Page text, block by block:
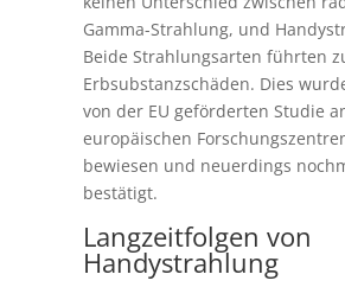
Gamma-Strahlung, und
Beide Strahlungsarten führten
Erbsubstanzschäden. Dies
von der EU geförderten Studie
europäischen
bewiesen und neuerdings
bestätigt.
Langzeitfolgen von
Handystrahlung